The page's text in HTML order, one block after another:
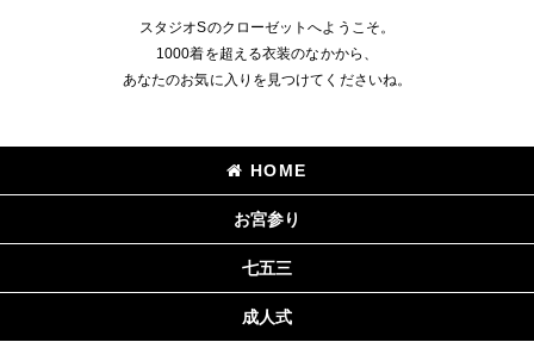
スタジオSのクローゼットへようこそ。
1000着を超える衣装のなかから、
あなたのお気に入りを見つけてくださいね。
HOME
お宮参り
七五三
成人式